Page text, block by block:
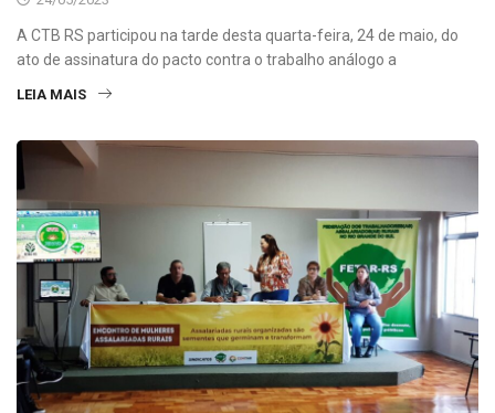
A CTB RS participou na tarde desta quarta-feira, 24 de maio, do
ato de assinatura do pacto contra o trabalho análogo a
LEIA MAIS